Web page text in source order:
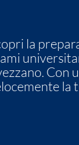
la
Con
la